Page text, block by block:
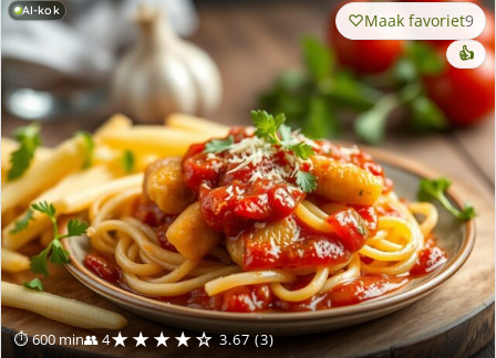
AI-kok
⏱ 600 min👥 4★★★★☆ 3.67 (3)
Maak favoriet9
👍